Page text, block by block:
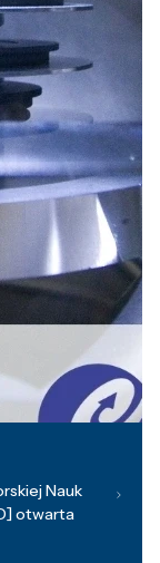
Nauk
otwarta